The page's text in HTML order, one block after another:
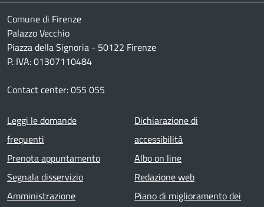
Comune di Firenze
Palazzo Vecchio
Piazza della Signoria - 50122 Firenze
P. IVA: 01307110484
Contact center: 055 055
Footer menu
Leggi le domande
frequenti
Prenota appuntamento
Segnala disservizio
Amministrazione
Dichiarazione di
accessibilità
Albo on line
Redazione web
Piano di miglioramento dei